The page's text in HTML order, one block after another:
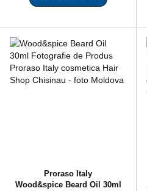
Proraso Italy
Wood&spice Beard Oil 30ml